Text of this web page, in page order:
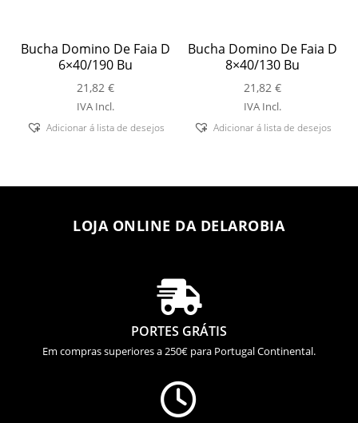
Bucha Domino De Faia D
6×40/190 Bu
21,82 €
IVA Incl.
Adicionar á lista de desejos
Bucha Domino De Faia D
8×40/130 Bu
21,82€
IVA Incl.
Adicionar á lista de desejos
LOJA ONLINE DA DELAROBIA

PORTES GRÁTIS
Em compras superiores a 250€ para Portugal Continental.
